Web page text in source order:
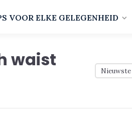
VOOR ELKE GELEGENHEID
waist